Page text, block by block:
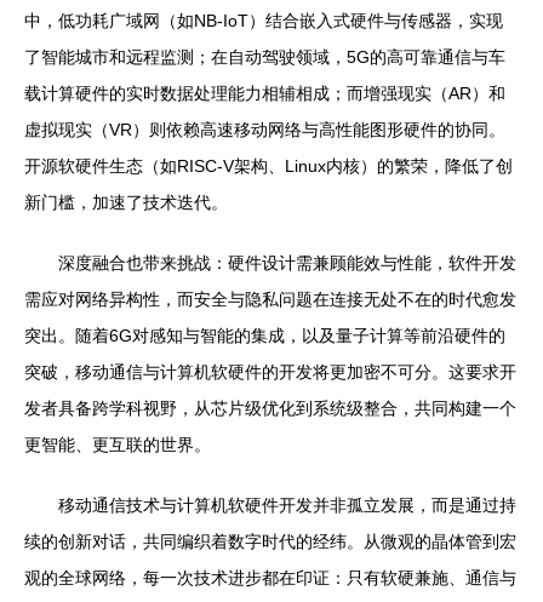
中，低功耗广域网（如NB-IoT）结合嵌入式硬件与传感器，实现
了智能城市和远程监测；在自动驾驶领域，5G的高可靠通信与车
载计算硬件的实时数据处理能力相辅相成；而增强现实（AR）和
虚拟现实（VR）则依赖高速移动网络与高性能图形硬件的协同。
开源软硬件生态（如RISC-V架构、Linux内核）的繁荣，降低了创
新门槛，加速了技术迭代。
深度融合也带来挑战：硬件设计需兼顾能效与性能，软件开发
需应对网络异构性，而安全与隐私问题在连接无处不在的时代愈发
突出。随着6G对感知与智能的集成，以及量子计算等前沿硬件的
突破，移动通信与计算机软硬件的开发将更加密不可分。这要求开
发者具备跨学科视野，从芯片级优化到系统级整合，共同构建一个
更智能、更互联的世界。
移动通信技术与计算机软硬件开发并非孤立发展，而是通过持
续的创新对话，共同编织着数字时代的经纬。从微观的晶体管到宏
观的全球网络，每一次技术进步都在印证：只有软硬兼施、通信与